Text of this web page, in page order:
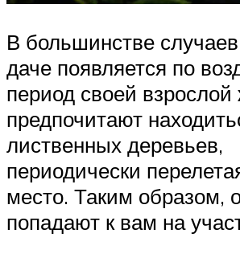
В большинстве
даче появляется по
период своей
предпочитают
лиственных деревьев,
периодически
место. Таким образом,
попадают к вам на